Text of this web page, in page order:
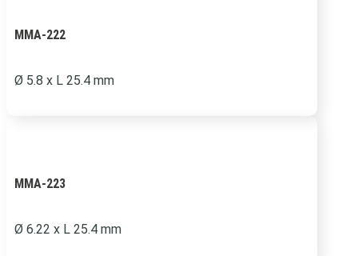
MMA-222
Ø 5.8 x L 25.4 mm
MMA-223
Ø 6.22 x L 25.4 mm